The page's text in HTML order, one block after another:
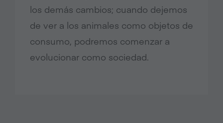
los demás cambios; cuando dejemos
de ver a los animales como objetos de
consumo, podremos comenzar a
evolucionar como sociedad.